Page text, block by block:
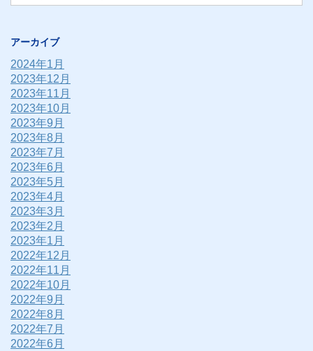
アーカイブ
2024年1月
2023年12月
2023年11月
2023年10月
2023年9月
2023年8月
2023年7月
2023年6月
2023年5月
2023年4月
2023年3月
2023年2月
2023年1月
2022年12月
2022年11月
2022年10月
2022年9月
2022年8月
2022年7月
2022年6月